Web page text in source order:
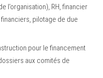
l’organisation), RH, financier
pilotage de due
pour le financement
aux comités de